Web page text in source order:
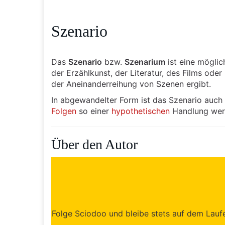
Szenario
Das Szenario bzw. Szenarium ist eine
der Erzählkunst, der Literatur, des Films
der Aneinanderreihung von Szenen ergibt.
In abgewandelter Form ist das Szenario
Folgen so einer hypothetischen Handlung
Über den Autor
Folge Sciodoo und bleibe stets auf dem